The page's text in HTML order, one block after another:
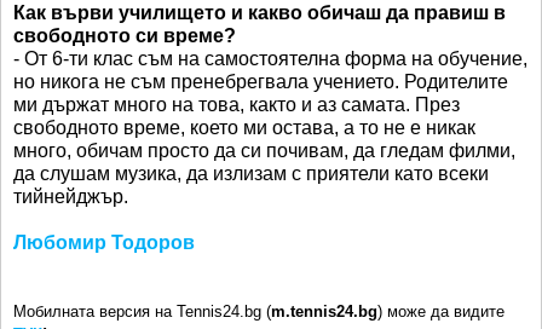
Как върви училището и какво обичаш да правиш в
свободното си време?
- От 6-ти клас съм на самостоятелна форма на обучение,
но никога не съм пренебрегвала учението. Родителите
ми държат много на това, както и аз самата. През
свободното време, което ми остава, а то не е никак
много, обичам просто да си почивам, да гледам филми,
да слушам музика, да излизам с приятели като всеки
тийнейджър.
Любомир Тодоров
Мобилната версия на Tennis24.bg (m.tennis24.bg) може да видите